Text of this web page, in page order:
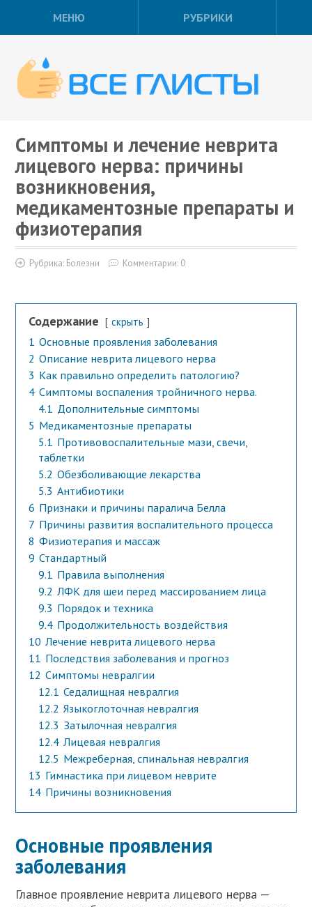
МЕНЮ РУБРИКИ
Симптомы и лечение неврита
лицевого нерва: причины
возникновения,
медикаментозные препараты и
физиотерапия
Рубрика: Болезни Комментарии: 0
Содержание скрыть
1 Основные проявления заболевания
2 Описание неврита лицевого нерва
3 Как правильно определить патологию?
4 Симптомы воспаления тройничного нерва.
4.1 Дополнительные симптомы
5 Медикаментозные препараты
5.1 Противовоспалительные мази, свечи,
таблетки
5.2 Обезболивающие лекарства
5.3 Антибиотики
6 Признаки и причины паралича Белла
7 Причины развития воспалительного процесса
8 Физиотерапия и массаж
9 Стандартный
9.1 Правила выполнения
9.2 ЛФК для шеи перед массированием лица
9.3 Порядок и техника
9.4 Продолжительность воздействия
10 Лечение неврита лицевого нерва
11 Последствия заболевания и прогноз
12 Симптомы невралгии
12.1 Седалищная невралгия
12.2 Языкоглоточная невралгия
12.3 Затылочная невралгия
12.4 Лицевая невралгия
12.5 Межреберная, спинальная невралгия
13 Гимнастика при лицевом неврите
14 Причины возникновения
Основные проявления
заболевания
Главное проявление неврита лицевого нерва —